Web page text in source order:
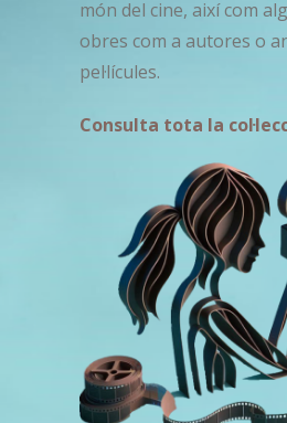
món del cine, així com
obres com a autores o
pel·lícules.
Consulta tota la